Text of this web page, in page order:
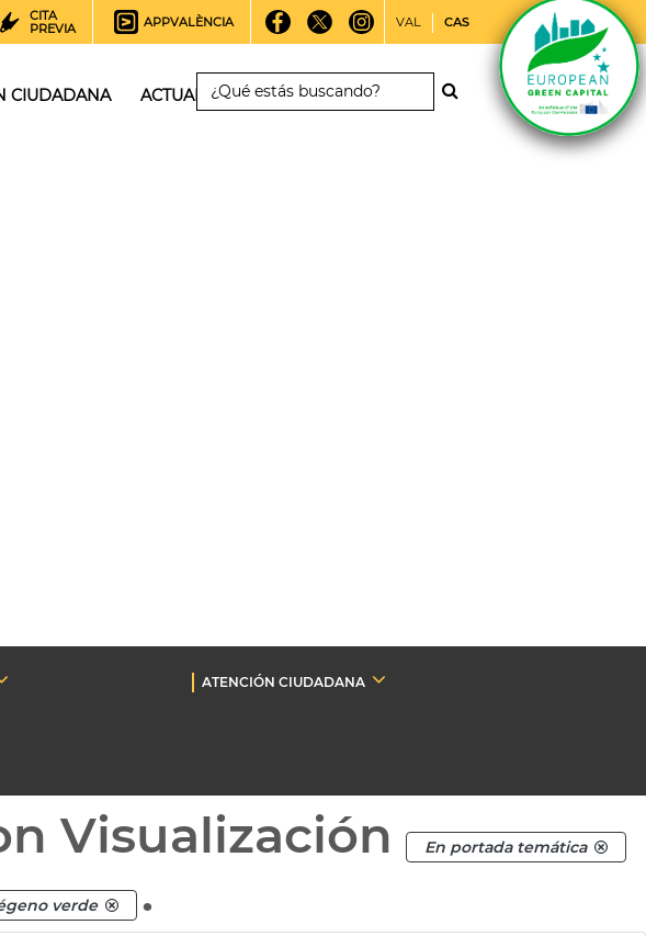
CITA
PREVIA
APPVALÈNCIA VAL CAS
CIUDADANA ACTUALIDAD
ATENCIÓN CIUDADANA
Visualización En portada temática
verde .